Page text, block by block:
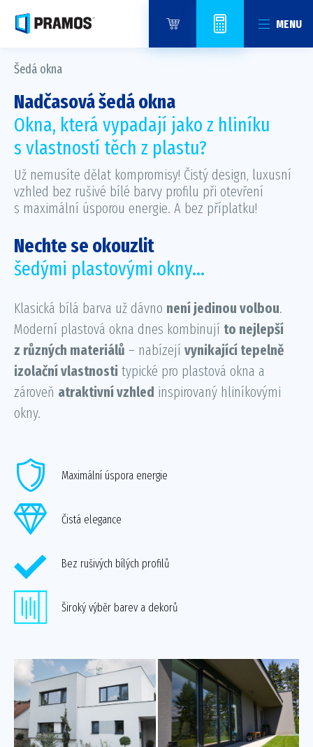
MENU
Šedá okna
Nadčasová šedá okna
Okna, která vypadají jako z hliníku
s vlastností těch z plastu?
Už nemusíte dělat kompromisy! Čistý design, luxusní
vzhled bez rušivé bílé barvy profilu při otevření
s maximální úsporou energie. A bez příplatku!
Nechte se okouzlit
šedými plastovými okny...
Klasická bílá barva už dávno není jedinou volbou.
Moderní plastová okna dnes kombinují to nejlepší
z různých materiálů – nabízejí vynikající tepelně
izolační vlastnosti typické pro plastová okna a
zároveň atraktivní vzhled inspirovaný hliníkovými
okny.
Maximální úspora energie
Čistá elegance
Bez rušivých bílých profilů
Široký výběr barev a dekorů